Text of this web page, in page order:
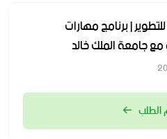
| برنامج مهارات
مع جامعة الملك خالد